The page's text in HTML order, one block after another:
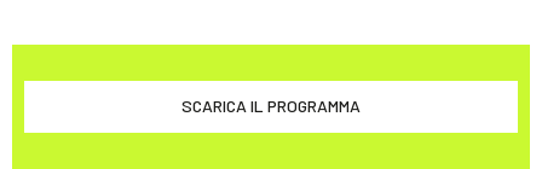
SCARICA IL PROGRAMMA